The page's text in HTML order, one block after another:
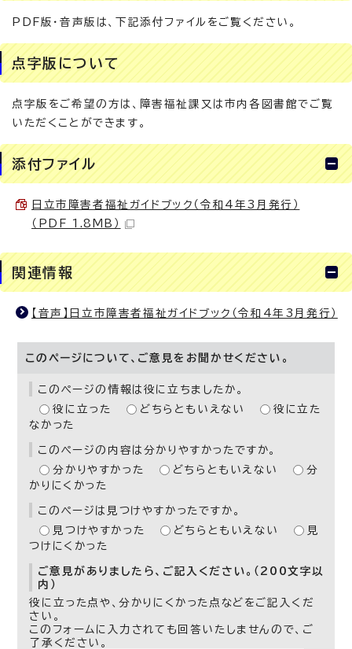
PDF版・音声版は、下記添付ファイルをご覧ください。
点字版について
点字版をご希望の方は、障害福祉課又は市内各図書館でご覧
いただくことができます。
添付ファイル
日立市障害者福祉ガイドブック（令和4年3月発行）
（PDF 1.8MB）
関連情報
【音声】日立市障害者福祉ガイドブック（令和4年3月発行）
このページについて、ご意見をお聞かせください。
このページの情報は役に立ちましたか。
役に立った
どちらともいえない
役に立た
なかった
このページの内容は分かりやすかったですか。
分かりやすかった
どちらともいえない
分
かりにくかった
このページは見つけやすかったですか。
見つけやすかった
どちらともいえない
見
つけにくかった
ご意見がありましたら、ご記入ください。（200文字以
内）
役に立った点や、分かりにくかった点などをご記入くだ
さい。
このフォームに入力されても回答いたしませんので、ご
了承ください。